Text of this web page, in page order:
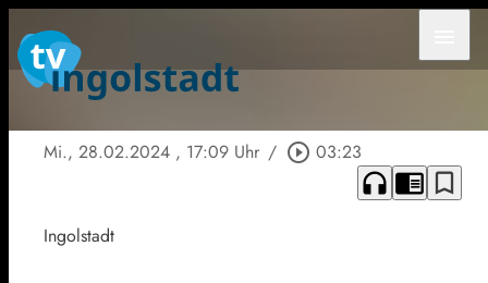
Mi., 28.02.2024 , 17:09 Uhr / play_circle_outline 03:23
headphones chrome_reader_mode bookmark_border
Ingolstadt